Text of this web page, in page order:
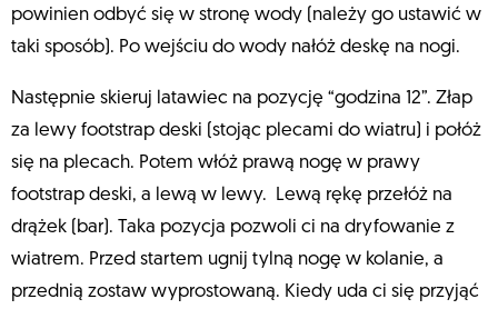
powinien odbyć się w stronę wody (należy go ustawić w
taki sposób). Po wejściu do wody nałóż deskę na nogi.
Następnie skieruj latawiec na pozycję “godzina 12”. Złap
za lewy footstrap deski (stojąc plecami do wiatru) i połóż
się na plecach. Potem włóż prawą nogę w prawy
footstrap deski, a lewą w lewy. Lewą rękę przełóż na
drążek (bar). Taka pozycja pozwoli ci na dryfowanie z
wiatrem. Przed startem ugnij tylną nogę w kolanie, a
przednią zostaw wyprostowaną. Kiedy uda ci się przyjąć